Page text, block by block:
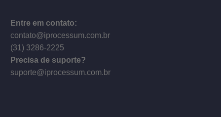
Entre em contato:
contato@iprocessum.com.br
(31) 3286-2225
Precisa de suporte?
suporte@iprocessum.com.br